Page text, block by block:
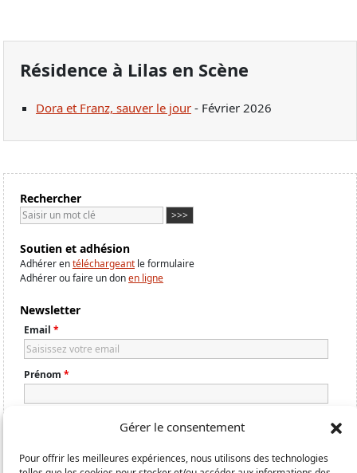
Gérer le consentement
Pour offrir les meilleures expériences, nous utilisons des technologies
Résidence à Lilas en Scène
Dora et Franz, sauver le jour - Février 2026
Rechercher
Soutien et adhésion
Adhérer entéléchargeant le formulaire
Adhérer ou faire un donen ligne
Newsletter
Email *
Prénom *
Combien de fois la lettre A dans le mot LILAS ? 1, 2 ou 3 ?*